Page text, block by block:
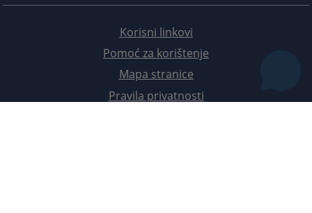
Korisni linkovi
Pomoć za korištenje
Mapa stranice
Pravila privatnosti